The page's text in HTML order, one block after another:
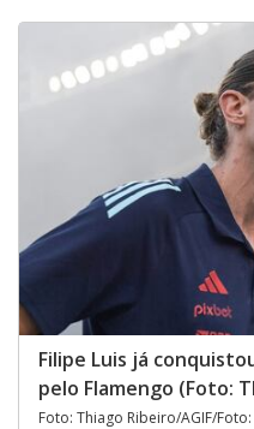
Filipe Luis já
pelo Flamengo (Foto:
Foto: Thiago Ribeiro/AGIF/